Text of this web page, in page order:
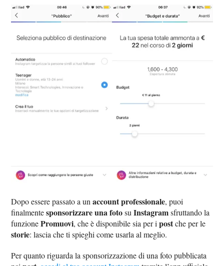
Dopo essere passato a unaccount professionale, puoi
finalmentesponsorizzare una fotosuInstagramsfruttando la
funzionePromuovi, che è disponibile sia per ipostche per le
storie: lascia che ti spieghi come usarla al meglio.
Per quanto riguarda la sponsorizzazione di una foto pubblicata